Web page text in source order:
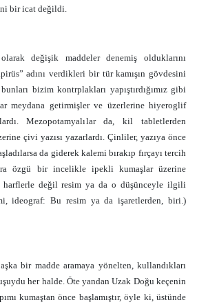
bir icat değildi.
değişik maddeler denemiş olduklarını
adını verdikleri bir tür kamışın gövdesini
bizim kontrplakları yapıştırdığımız gibi
meydana getirmişler ve üzerlerine hiyeroglif
Mezopotamyalılar da, kil tabletlerden
çivi yazısı yazarlardı. Çinliler, yazıya önce
da giderek kalemi bırakıp fırçayı tercih
özgü bir incelikle ipekli kumaşlar üzerine
harflerle değil resim ya da o düşünceyle ilgili
ideograf: Bu resim ya da işaretlerden, biri.)
bir madde aramaya yönelten, kullandıkları
her halde. Öte yandan Uzak Doğu keçenin
kumaştan önce başlamıştır, öyle ki, üstünde